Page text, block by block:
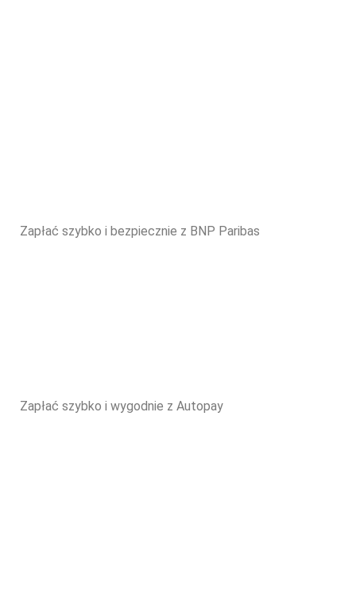
Zapłać szybko i bezpiecznie z BNP Paribas
Zapłać szybko i wygodnie z Autopay